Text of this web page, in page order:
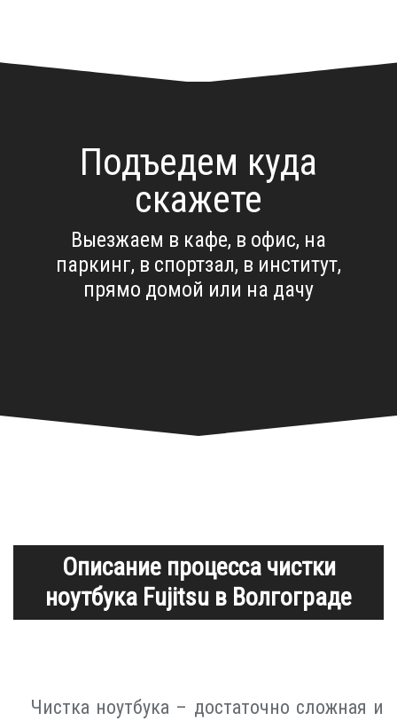
Подъедем куда
скажете
Выезжаем в кафе, в офис, на
паркинг, в спортзал, в институт,
прямо домой или на дачу
Описание процесса чистки
ноутбука Fujitsu в Волгограде
Чистка ноутбука – достаточно сложная и